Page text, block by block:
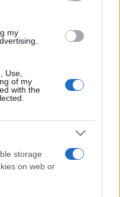
my
Use,
of my
with the
storage
on web or
για την Παιδεία και την